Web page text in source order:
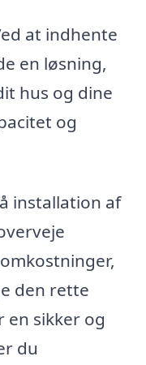
at indhente
en løsning,
hus og dine
og
installation af
den rette
sikker og
du